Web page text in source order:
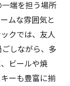
温まる夜の
端を担う場所
ムな雰囲気と
クでは、友人
しながら、多
ビールや焼
ーも豊富に揃